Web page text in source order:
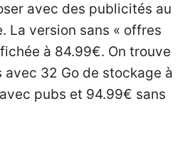
avec des publicités au
La version sans « offres
à 84.99€. On trouve
avec 32 Go de stockage à
avec pubs et 94.99€ sans